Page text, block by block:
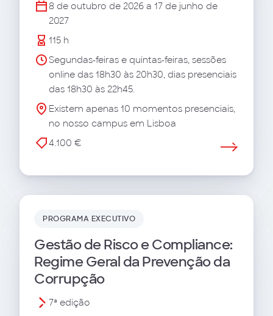
8 de outubro de 2026 a 17 de junho de
2027
115 h
Segundas-feiras e quintas-feiras, sessões
online das 18h30 às 20h30, dias presenciais
das 18h30 às 22h45.
Existem apenas 10 momentos presenciais,
no nosso campus em Lisboa
4.100 €
PROGRAMA EXECUTIVO
Gestão de Risco e Compliance:
Regime Geral da Prevenção da
Corrupção
7ª edição